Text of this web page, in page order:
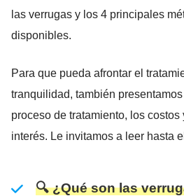
las verrugas y los 4 principales
disponibles.
Para que pueda afrontar el
tranquilidad, también
proceso de tratamiento, los costos
interés. Le invitamos a leer hasta
🔍 ¿Qué son las